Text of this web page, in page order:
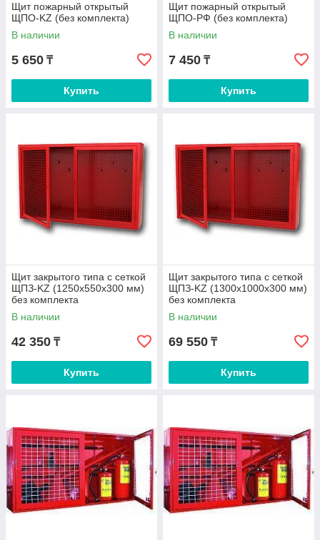
Щит пожарный открытый
ЩПО-KZ (без комплекта)
В наличии
5 650 ₸
Купить
Щит пожарный открытый
ЩПО-РФ (без комплекта)
В наличии
7 450 ₸
Купить
Щит закрытого типа с сеткой
ЩПЗ-KZ (1250х550х300 мм)
без комплекта
В наличии
42 350 ₸
Купить
Щит закрытого типа с сеткой
ЩПЗ-KZ (1300х1000х300 мм)
без комплекта
В наличии
69 550 ₸
Купить